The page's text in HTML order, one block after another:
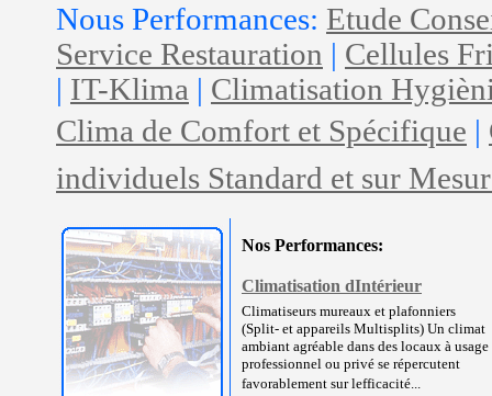
Nous Performances: Etude
Service Restauration | Cellules
| IT-Klima | Climatisation
Clima de Comfort et Spécifique |
individuels Standard et sur
Nos Performances:
Climatisation dIntérieur
Climatiseurs mureaux et plafonniers
(Split- et appareils Multisplits) Un climat
ambiant agréable dans des locaux à usage
professionnel ou privé se répercutent
favorablement sur lefficacité...